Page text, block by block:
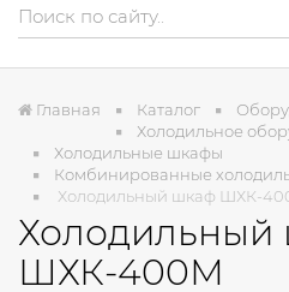
Главная Каталог
Холодильное
Холодильные шкафы
Комбинированные
Холодильный шкаф ШХК-
Холодильный
ШХК-400М